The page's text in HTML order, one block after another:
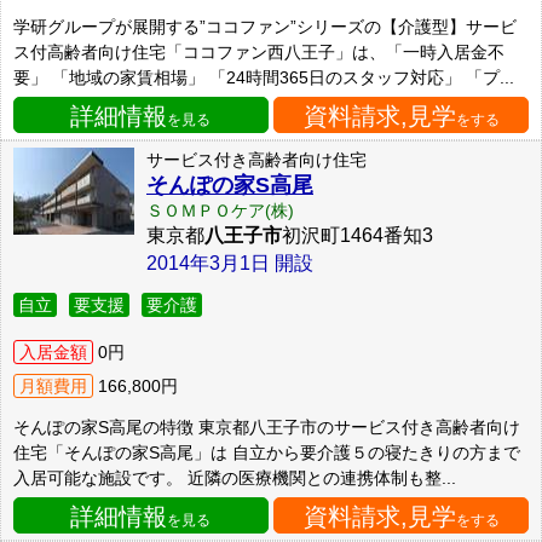
学研グループが展開する”ココファン”シリーズの【介護型】サービ
ス付高齢者向け住宅「ココファン西八王子」は、「一時入居金不
要」 「地域の家賃相場」 「24時間365日のスタッフ対応」 「プ...
詳細情報 を見る 資料請求,見学をする
サービス付き高齢者向け住宅
そんぽの家S高尾
ＳＯＭＰＯケア(株)
東京都八王子市初沢町1464番知3
2014年3月1日 開設
自立 要支援 要介護
入居金額 0円
月額費用
166,800円
そんぽの家S高尾の特徴 東京都八王子市のサービス付き高齢者向け
住宅「そんぽの家S高尾」は 自立から要介護５の寝たきりの方まで
入居可能な施設です。 近隣の医療機関との連携体制も整...
詳細情報 を見る 資料請求,見学をする